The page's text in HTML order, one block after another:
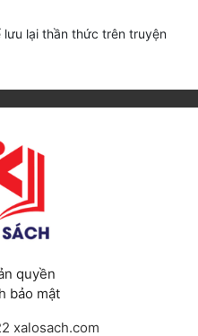
lại thần thức trên truyện
quyền
bảo mật
xalosach.com